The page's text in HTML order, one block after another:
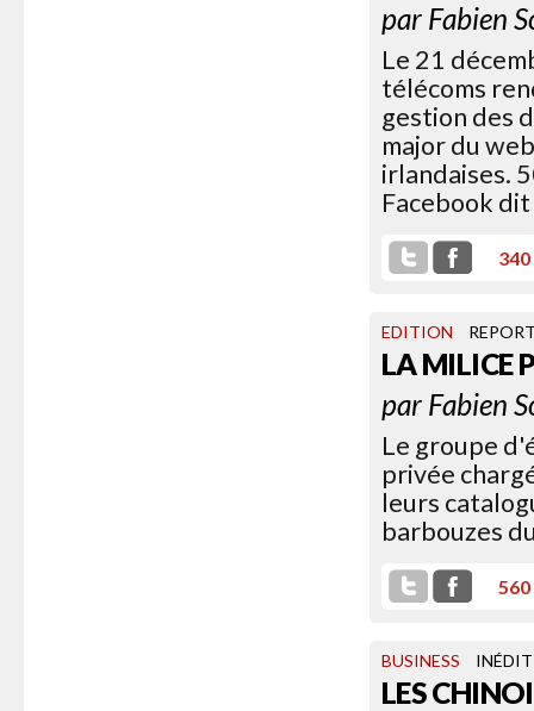
par Fabien
Le 21
télécoms
gestion des
major du
irlandaises.
Facebook
340
EDITION
LA MILICE
par Fabien
Le groupe
privée
leurs
barbouzes
560
BUSINESS INÉDIT
LES